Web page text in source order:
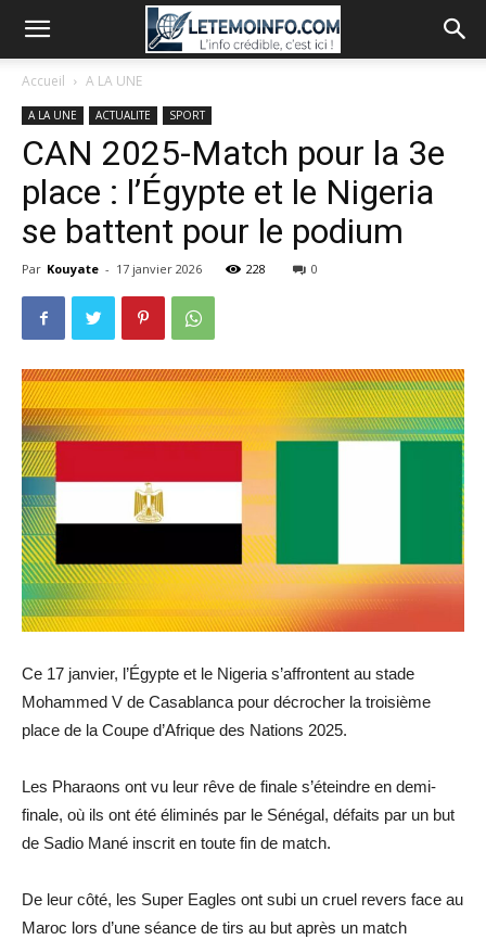
Accueil A LA UNE
A LA UNE ACTUALITE SPORT
CAN 2025-Match pour la 3e
place : l’Égypte et le Nigeria
se battent pour le podium
Par Kouyate - 17 janvier 2026 228 0
Ce 17 janvier, l’Égypte et le Nigeria s’affrontent au stade
Mohammed V de Casablanca pour décrocher la troisième
place de la Coupe d’Afrique des Nations 2025.
Les Pharaons ont vu leur rêve de finale s’éteindre en demi-
finale, où ils ont été éliminés par le Sénégal, défaits par un but
de Sadio Mané inscrit en toute fin de match.
De leur côté, les Super Eagles ont subi un cruel revers face au
Maroc lors d’une séance de tirs au but après un match